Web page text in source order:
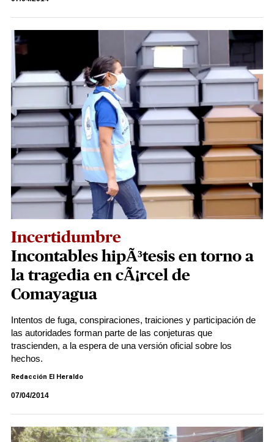
Incertidumbre
Incontables hipÃ³tesis en torno a
la tragedia en cÃ¡rcel de
Comayagua
Intentos de fuga, conspiraciones, traiciones y participación de
las autoridades forman parte de las conjeturas que
trascienden, a la espera de una versión oficial sobre los
hechos.
Redacción El Heraldo
07/04/2014